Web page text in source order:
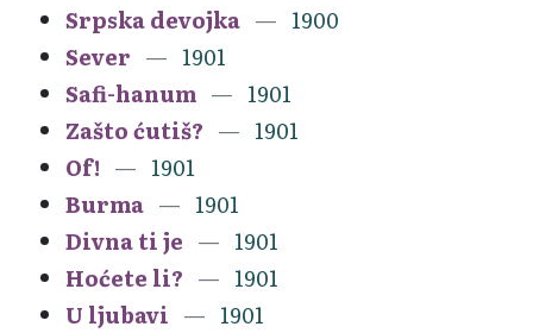
Srpska devojka
1900
Sever
1901
Safi-hanum
1901
Zašto ćutiš?
1901
Of!
1901
Burma
1901
Divna ti je
1901
Hoćete li?
1901
U ljubavi
1901